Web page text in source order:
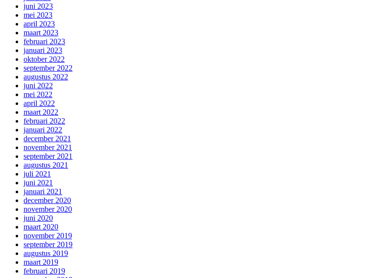
juni 2023
mei 2023
april 2023
maart 2023
februari 2023
januari 2023
oktober 2022
september 2022
augustus 2022
juni 2022
mei 2022
april 2022
maart 2022
februari 2022
januari 2022
december 2021
november 2021
september 2021
augustus 2021
juli 2021
juni 2021
januari 2021
december 2020
november 2020
juni 2020
maart 2020
november 2019
september 2019
augustus 2019
maart 2019
februari 2019